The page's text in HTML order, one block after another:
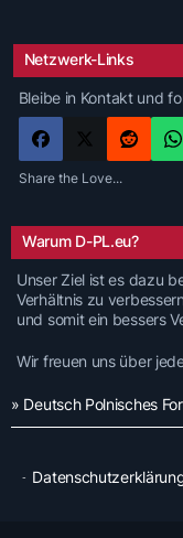
Netzwerk-Links
Bleibe in Kontakt und
Share the Love...
Warum D-PL.eu?
Unser Ziel ist es dazu
Verhältnis zu
und somit ein bessers
Wir freuen uns über
» Deutsch Polnisches